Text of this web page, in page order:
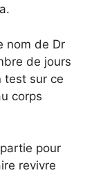
nom de Dr
de jours
test sur ce
corps
pour
revivre